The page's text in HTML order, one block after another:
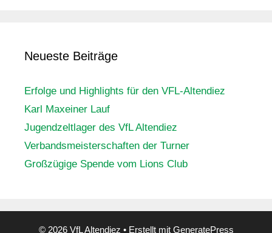
Neueste Beiträge
Erfolge und Highlights für den VFL-Altendiez
Karl Maxeiner Lauf
Jugendzeltlager des VfL Altendiez
Verbandsmeisterschaften der Turner
Großzügige Spende vom Lions Club
© 2026 VfL Altendiez • Erstellt mit GeneratePress